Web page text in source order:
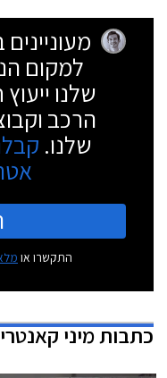
למקום
שלנו
הרכב
שלנו.
התקשרו או
כתבותמיני